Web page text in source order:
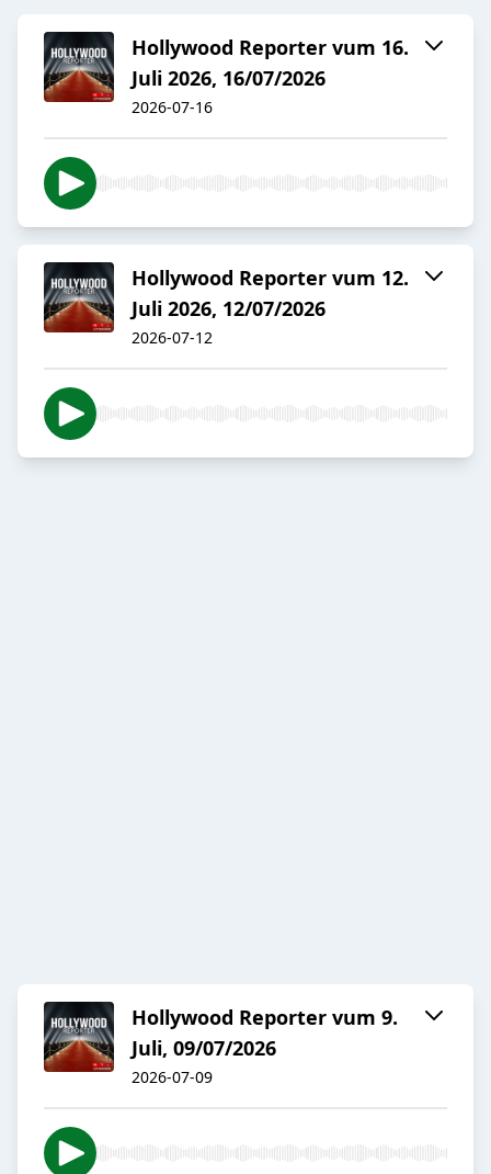
Hollywood Reporter vum 16.
Juli 2026, 16/07/2026
2026-07-16
Hollywood Reporter vum 12.
Juli 2026, 12/07/2026
2026-07-12
Hollywood Reporter vum 9.
Juli, 09/07/2026
2026-07-09